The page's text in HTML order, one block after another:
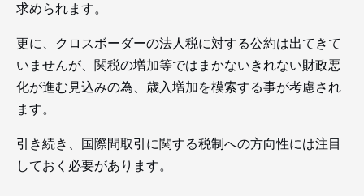
求められます。
更に、クロスボーダーの法人税に対する公約は出てきて
いませんが、関税の増加等ではまかないきれない財政悪
化が進む見込みの為、歳入増加を模索する事が考慮され
ます。
引き続き、国際間取引に関する税制への方向性には注目
しておく必要があります。